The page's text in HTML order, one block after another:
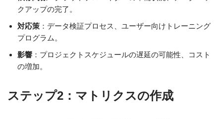
クアップの完了。
対応策 ：データ検証プロセス、ユーザー向けトレーニング
プログラム。
影響 ：プロジェクトスケジュールの遅延の可能性、コスト
の増加。
ステップ2：マトリクスの作成